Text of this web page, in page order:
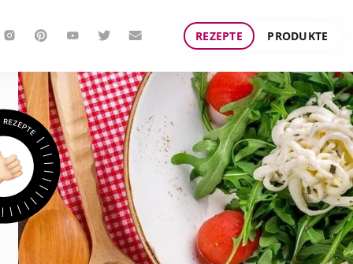
REZEPTE PRODUKTE